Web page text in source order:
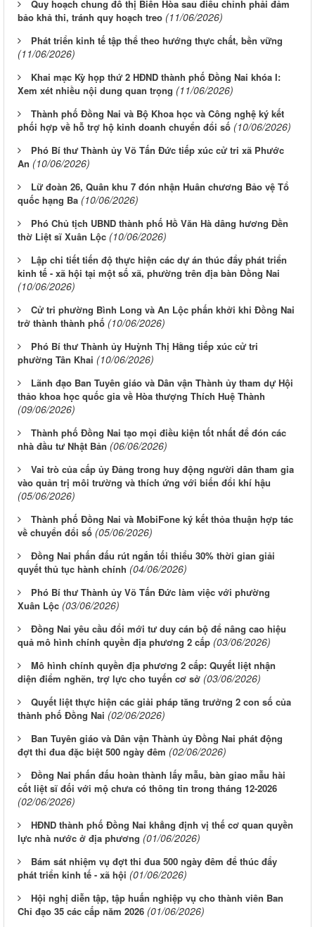
Quy hoạch chung đô thị Biên Hòa sau điều chỉnh phải đảm
bảo khả thi, tránh quy hoạch treo (11/06/2026)
Phát triển kinh tế tập thể theo hướng thực chất, bền vững
(11/06/2026)
Khai mạc Kỳ họp thứ 2 HĐND thành phố Đồng Nai khóa I:
Xem xét nhiều nội dung quan trọng (11/06/2026)
Thành phố Đồng Nai và Bộ Khoa học và Công nghệ ký kết
phối hợp về hỗ trợ hộ kinh doanh chuyển đổi số (10/06/2026)
Phó Bí thư Thành ủy Võ Tấn Đức tiếp xúc cử tri xã Phước
An (10/06/2026)
Lữ đoàn 26, Quân khu 7 đón nhận Huân chương Bảo vệ Tổ
quốc hạng Ba (10/06/2026)
Phó Chủ tịch UBND thành phố Hồ Văn Hà dâng hương Đền
thờ Liệt sĩ Xuân Lộc (10/06/2026)
Lập chi tiết tiến độ thực hiện các dự án thúc đẩy phát triển
kinh tế - xã hội tại một số xã, phường trên địa bàn Đồng Nai
(10/06/2026)
Cử tri phường Bình Long và An Lộc phấn khởi khi Đồng Nai
trở thành thành phố (10/06/2026)
Phó Bí thư Thành ủy Huỳnh Thị Hằng tiếp xúc cử tri
phường Tân Khai (10/06/2026)
Lãnh đạo Ban Tuyên giáo và Dân vận Thành ủy tham dự Hội
thảo khoa học quốc gia về Hòa thượng Thích Huệ Thành
(09/06/2026)
Thành phố Đồng Nai tạo mọi điều kiện tốt nhất để đón các
nhà đầu tư Nhật Bản (06/06/2026)
Vai trò của cấp ủy Đảng trong huy động người dân tham gia
vào quản trị môi trường và thích ứng với biến đổi khí hậu
(05/06/2026)
Thành phố Đồng Nai và MobiFone ký kết thỏa thuận hợp tác
về chuyển đổi số (05/06/2026)
Đồng Nai phấn đấu rút ngắn tối thiểu 30% thời gian giải
quyết thủ tục hành chính (04/06/2026)
Phó Bí thư Thành ủy Võ Tấn Đức làm việc với phường
Xuân Lộc (03/06/2026)
Đồng Nai yêu cầu đổi mới tư duy cán bộ để nâng cao hiệu
quả mô hình chính quyền địa phương 2 cấp (03/06/2026)
Mô hình chính quyền địa phương 2 cấp: Quyết liệt nhận
diện điểm nghẽn, trợ lực cho tuyến cơ sở (03/06/2026)
Quyết liệt thực hiện các giải pháp tăng trưởng 2 con số của
thành phố Đồng Nai (02/06/2026)
Ban Tuyên giáo và Dân vận Thành ủy Đồng Nai phát động
đợt thi đua đặc biệt 500 ngày đêm (02/06/2026)
Đồng Nai phấn đấu hoàn thành lấy mẫu, bàn giao mẫu hài
cốt liệt sĩ đối với mộ chưa có thông tin trong tháng 12-2026
(02/06/2026)
HĐND thành phố Đồng Nai khẳng định vị thế cơ quan quyền
lực nhà nước ở địa phương (01/06/2026)
Bám sát nhiệm vụ đợt thi đua 500 ngày đêm để thúc đẩy
phát triển kinh tế - xã hội (01/06/2026)
Hội nghị diễn tập, tập huấn nghiệp vụ cho thành viên Ban
Chỉ đạo 35 các cấp năm 2026 (01/06/2026)